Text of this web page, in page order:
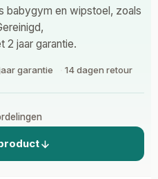
babygym en wipstoel, zoals
2 jaar garantie.
garantie 14 dagen retour